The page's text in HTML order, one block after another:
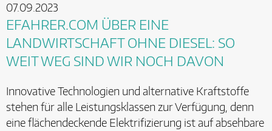
07.09.2023
EFAHRER.COM ÜBER EINE
LANDWIRTSCHAFT OHNE DIESEL: SO
WEIT WEG SIND WIR NOCH DAVON
Innovative Technologien und alternative Kraftstoffe
stehen für alle Leistungsklassen zur Verfügung, denn
eine flächendeckende Elektrifizierung ist auf absehbare